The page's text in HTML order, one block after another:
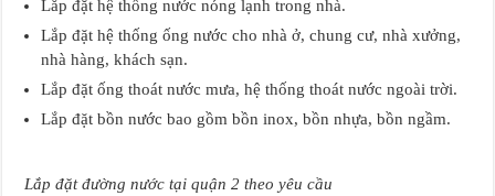
Lắp đặt hệ thống nước nóng lạnh trong nhà.
Lắp đặt hệ thống ống nước cho nhà ở, chung cư, nhà xưởng,
nhà hàng, khách sạn.
Lắp đặt ống thoát nước mưa, hệ thống thoát nước ngoài trời.
Lắp đặt bồn nước bao gồm bồn inox, bồn nhựa, bồn ngầm.
Lắp đặt đường nước tại quận 2 theo yêu cầu